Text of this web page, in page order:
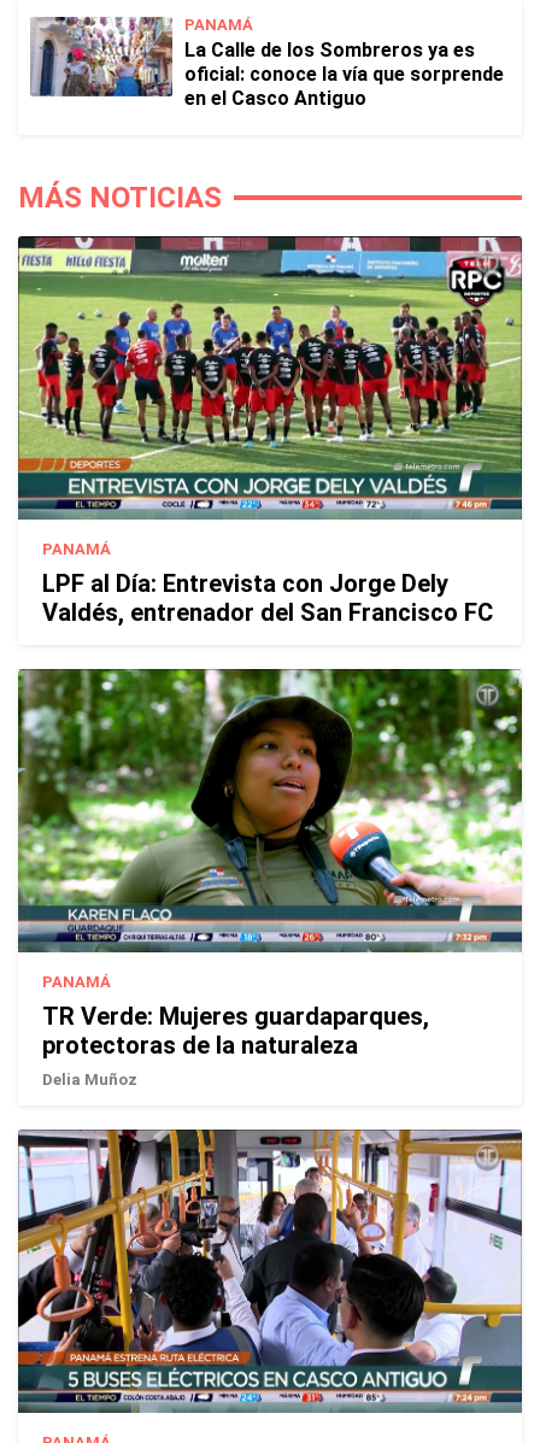
PANAMÁ
La Calle de los Sombreros ya es
oficial: conoce la vía que sorprende
en el Casco Antiguo
MÁS NOTICIAS
PANAMÁ
LPF al Día: Entrevista con Jorge Dely
Valdés, entrenador del San Francisco FC
PANAMÁ
TR Verde: Mujeres guardaparques,
protectoras de la naturaleza
Delia Muñoz